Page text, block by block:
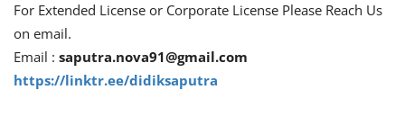
For Extended License or Corporate License Please Reach Us
on email.
Email : saputra.nova91@gmail.com
https://linktr.ee/didiksaputra